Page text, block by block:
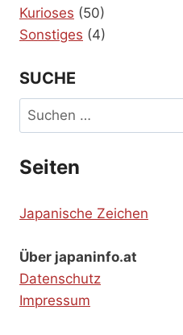
Kurioses (50)
Sonstiges (4)
SUCHE
Suchen
nach:
Seiten
Japanische Zeichen
Über japaninfo.at
Datenschutz
Impressum